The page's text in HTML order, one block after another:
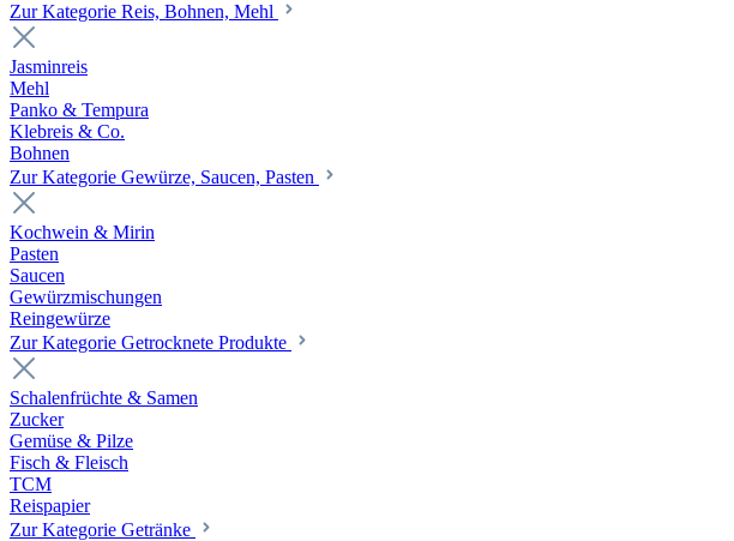
Zur Kategorie Reis, Bohnen, Mehl
Jasminreis
Mehl
Panko & Tempura
Klebreis & Co.
Bohnen
Zur Kategorie Gewürze, Saucen, Pasten
Kochwein & Mirin
Pasten
Saucen
Gewürzmischungen
Reingewürze
Zur Kategorie Getrocknete Produkte
Schalenfrüchte & Samen
Zucker
Gemüse & Pilze
Fisch & Fleisch
TCM
Reispapier
Zur Kategorie Getränke